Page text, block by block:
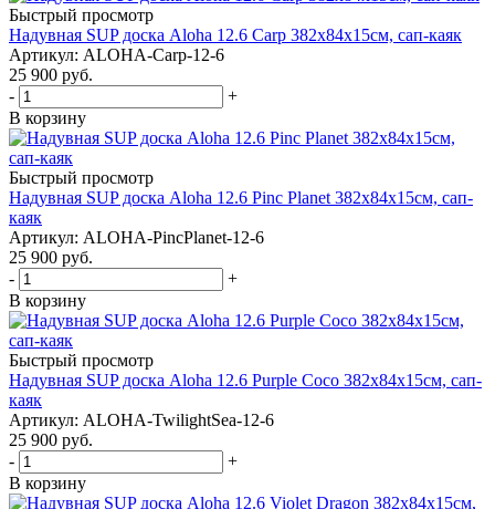
Быстрый просмотр
Надувная SUP доска Aloha 12.6 Carp 382x84x15см, сап-каяк
Артикул: ALOHA-Carp-12-6
25 900 руб.
-
+
В корзину
Быстрый просмотр
Надувная SUP доска Aloha 12.6 Pinc Planet 382x84x15см, сап-
каяк
Артикул: ALOHA-PincPlanet-12-6
25 900 руб.
-
+
В корзину
Быстрый просмотр
Надувная SUP доска Aloha 12.6 Purple Coco 382x84x15см, сап-
каяк
Артикул: ALOHA-TwilightSea-12-6
25 900 руб.
-
+
В корзину